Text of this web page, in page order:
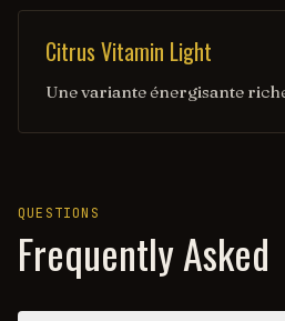
Citrus Vitamin Light
Une variante énergisante
QUESTIONS
Frequently Asked